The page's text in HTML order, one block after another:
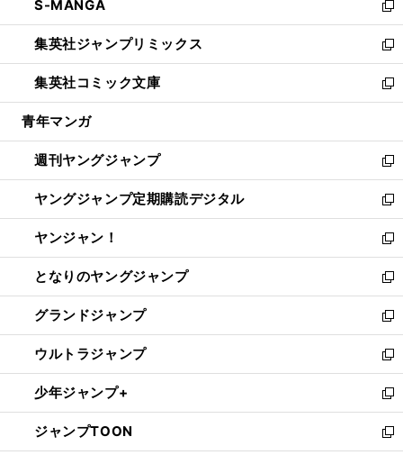
く
で
開
く
ド
ウ
で
開
く
ィ
ン
ド
ウ
で
開
い
ウ
ィ
ン
ド
ウ
開
く
S-MANGA
新
し
い
ウ
ィ
ン
ウ
で
開
く
集英社ジャンプリミックス
新
し
い
ウ
ン
ド
ウ
で
開
く
集英社コミック文庫
新
し
ウ
ィ
ン
ド
ウ
で
開
く
青年マンガ
週刊ヤングジャンプ
新
し
い
ウ
ィ
ン
ド
ウ
で
開
く
ヤングジャンプ定期購読デジタル
新
し
い
ウ
ィ
ン
ド
ウ
で
開
く
ヤンジャン！
新
し
い
ウ
ィ
ン
ド
ウ
で
開
く
となりのヤングジャンプ
新
し
い
ウ
ィ
ン
ド
ウ
で
開
グランドジャンプ
新
し
い
ウ
ィ
ン
ド
ウ
ウルトラジャンプ
新
し
い
ウ
ィ
ン
少年ジャンプ+
新
し
い
ウ
ジャンプTOON
新
し